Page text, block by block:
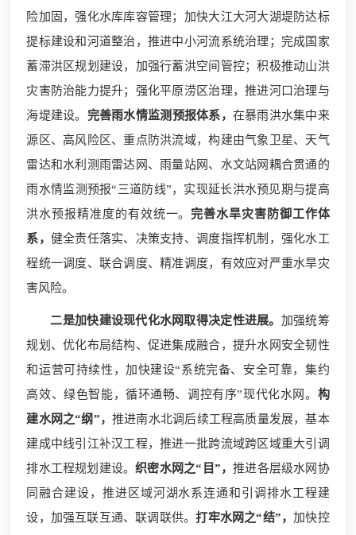
险加固，强化水库库容管理；加快大江大河大湖堤防达标
提标建设和河道整治，推进中小河流系统治理；完成国家
蓄滞洪区规划建设，加强行蓄洪空间管控；积极推动山洪
灾害防治能力提升；强化平原涝区治理，推进河口治理与
海堤建设。 完善雨水情监测预报体系， 在暴雨洪水集中来
源区、高风险区、重点防洪流域，构建由气象卫星、天气
雷达和水利测雨雷达网、雨量站网、水文站网耦合贯通的
雨水情监测预报“三道防线”，实现延长洪水预见期与提高
洪水预报精准度的有效统一。完善水旱灾害防御工作体
系， 健全责任落实、决策支持、调度指挥机制，强化水工
程统一调度、联合调度、精准调度，有效应对严重水旱灾
害风险。
二是加快建设现代化水网取得决定性进展。 加强统筹
规划、优化布局结构、促进集成融合，提升水网安全韧性
和运营可持续性，加快建设“系统完备、安全可靠，集约
高效、绿色智能，循环通畅、调控有序”现代化水网。 构
建水网之“纲”，推进南水北调后续工程高质量发展，基本
建成中线引江补汉工程，推进一批跨流域跨区域重大引调
排水工程规划建设。织密水网之“目”，推进各层级水网协
同融合建设，推进区域河湖水系连通和引调排水工程建
设，加强互联互通、联调联供。打牢水网之“结”，加快控